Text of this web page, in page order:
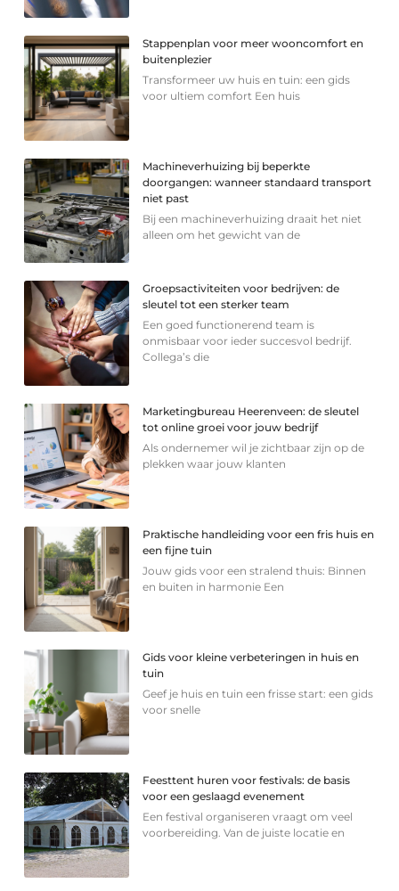
Stappenplan voor meer wooncomfort en
buitenplezier
Transformeer uw huis en tuin: een gids
voor ultiem comfort Een huis
Machineverhuizing bij beperkte
doorgangen: wanneer standaard transport
niet past
Bij een machineverhuizing draait het niet
alleen om het gewicht van de
Groepsactiviteiten voor bedrijven: de
sleutel tot een sterker team
Een goed functionerend team is
onmisbaar voor ieder succesvol bedrijf.
Collega’s die
Marketingbureau Heerenveen: de sleutel
tot online groei voor jouw bedrijf
Als ondernemer wil je zichtbaar zijn op de
plekken waar jouw klanten
Praktische handleiding voor een fris huis en
een fijne tuin
Jouw gids voor een stralend thuis: Binnen
en buiten in harmonie Een
Gids voor kleine verbeteringen in huis en
tuin
Geef je huis en tuin een frisse start: een gids
voor snelle
Feesttent huren voor festivals: de basis
voor een geslaagd evenement
Een festival organiseren vraagt om veel
voorbereiding. Van de juiste locatie en